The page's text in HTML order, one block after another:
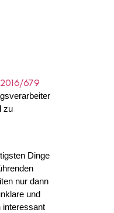
679
zu
Dinge
nur dann
und
interessant